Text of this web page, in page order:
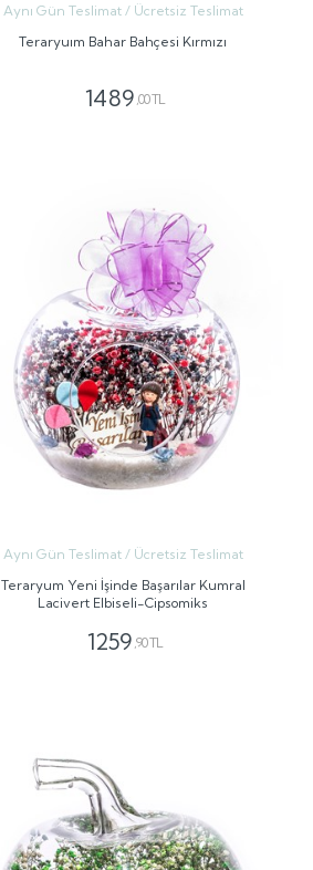
Aynı Gün Teslimat / Ücretsiz Teslimat
Teraryuım Bahar Bahçesi Kırmızı
1489 ,00 TL
Aynı Gün Teslimat / Ücretsiz Teslimat
Teraryum Yeni İşinde Başarılar Kumral
Lacivert Elbiseli-Cipsomiks
1259 ,90 TL